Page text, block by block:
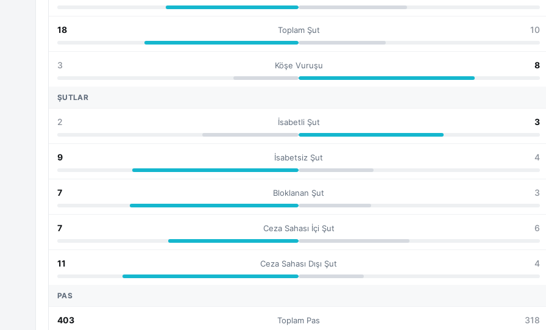
18 Toplam Şut 10
3 Köşe Vuruşu 8
ŞUTLAR
2 İsabetli Şut 3
9 İsabetsiz Şut 4
7 Bloklanan Şut 3
7 Ceza Sahası İçi Şut 6
11 Ceza Sahası Dışı Şut 4
PAS
403 Toplam Pas 318